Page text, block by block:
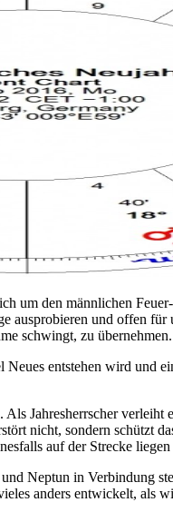
um den männlichen
ausprobieren und offen
schwingt, zu übernehmen.
entstehen wird
Jahresherrscher
nicht, sondern schützt
auf der Strecke liegen
Neptun in Verbindung
anders entwickelt, als